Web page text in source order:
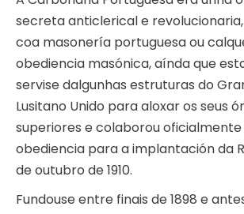
secreta anticlerical e
coa masonería portuguesa ou
obediencia masónica, aínda que
servise dalgunhas estruturas do
Lusitano Unido para aloxar os seus
superiores e colaborou
obediencia para a implantación da
de outubro de 1910.
Fundouse entre finais de 1898 e